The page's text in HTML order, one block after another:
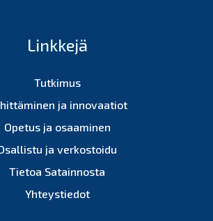
Linkkejä
Tutkimus
ja innovaatiot
Opetus ja osaaminen
ja verkostoidu
Tietoa Satainnosta
Yhteystiedot